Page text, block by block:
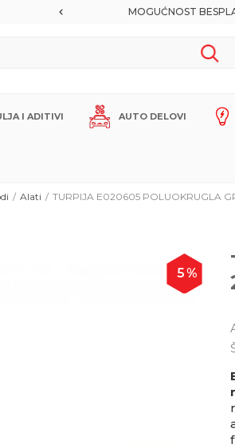
MOGUĆNOST
I ADITIVI AUTO DELOVI
Alati TURPIJA E020605 POLUOKRUGLA
5%